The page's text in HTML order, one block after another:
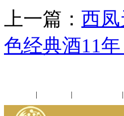
上一篇： 西
色经典酒11年
| | |